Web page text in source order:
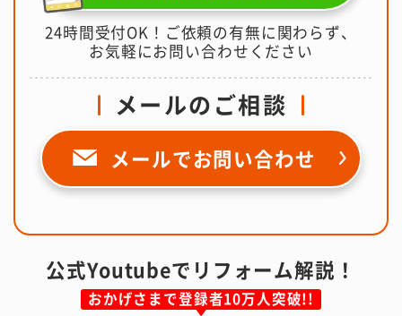
24時間受付OK！ご依頼の有無に関わらず、
お気軽にお問い合わせください
メールのご相談
メールでお問い合わせ
公式Youtubeでリフォーム解説！
おかげさまで登録者10万人突破!!